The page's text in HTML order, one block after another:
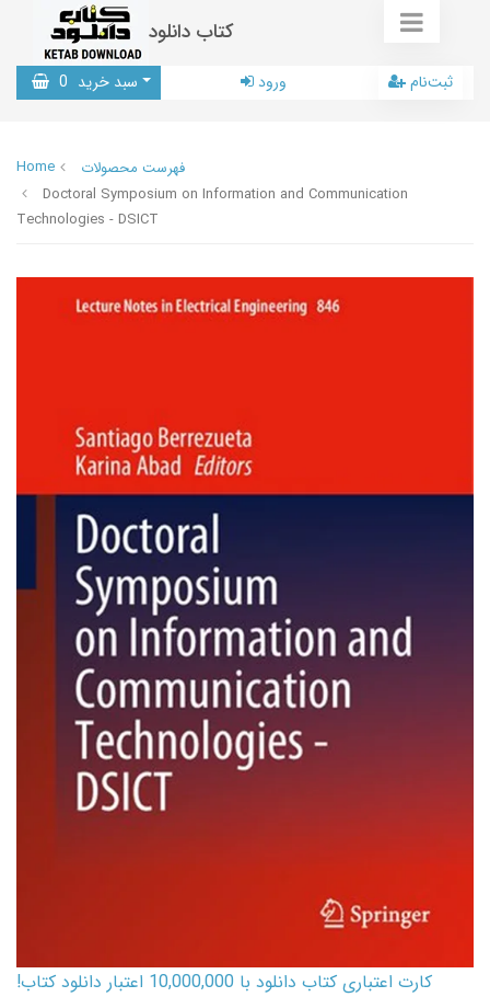
کتاب دانلود
سبد خرید 0 ورود ثبت‌نام
Home
فهرست محصولات
Doctoral Symposium on Information and Communication
Technologies - DSICT
کارت اعتباری کتاب دانلود با 10,000,000 اعتبار دانلود کتاب!